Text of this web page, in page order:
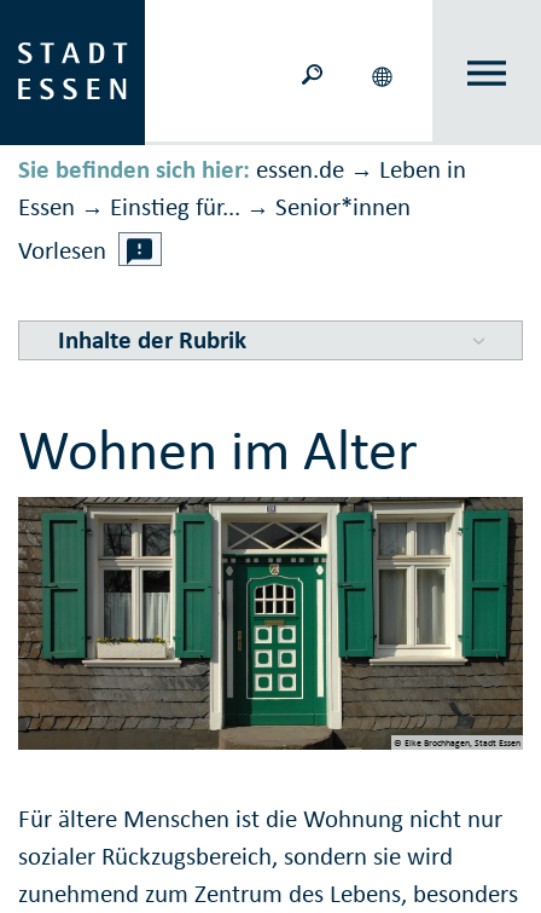
Sie befinden sich hier: essen.de → Leben in
Essen → Einstieg für... → Senior*innen
Vorlesen
Inhalte der Rubrik
Wohnen im Alter
© Elke Brochhagen, Stadt Essen
Für ältere Menschen ist die Wohnung nicht nur
sozialer Rückzugsbereich, sondern sie wird
zunehmend zum Zentrum des Lebens, besonders